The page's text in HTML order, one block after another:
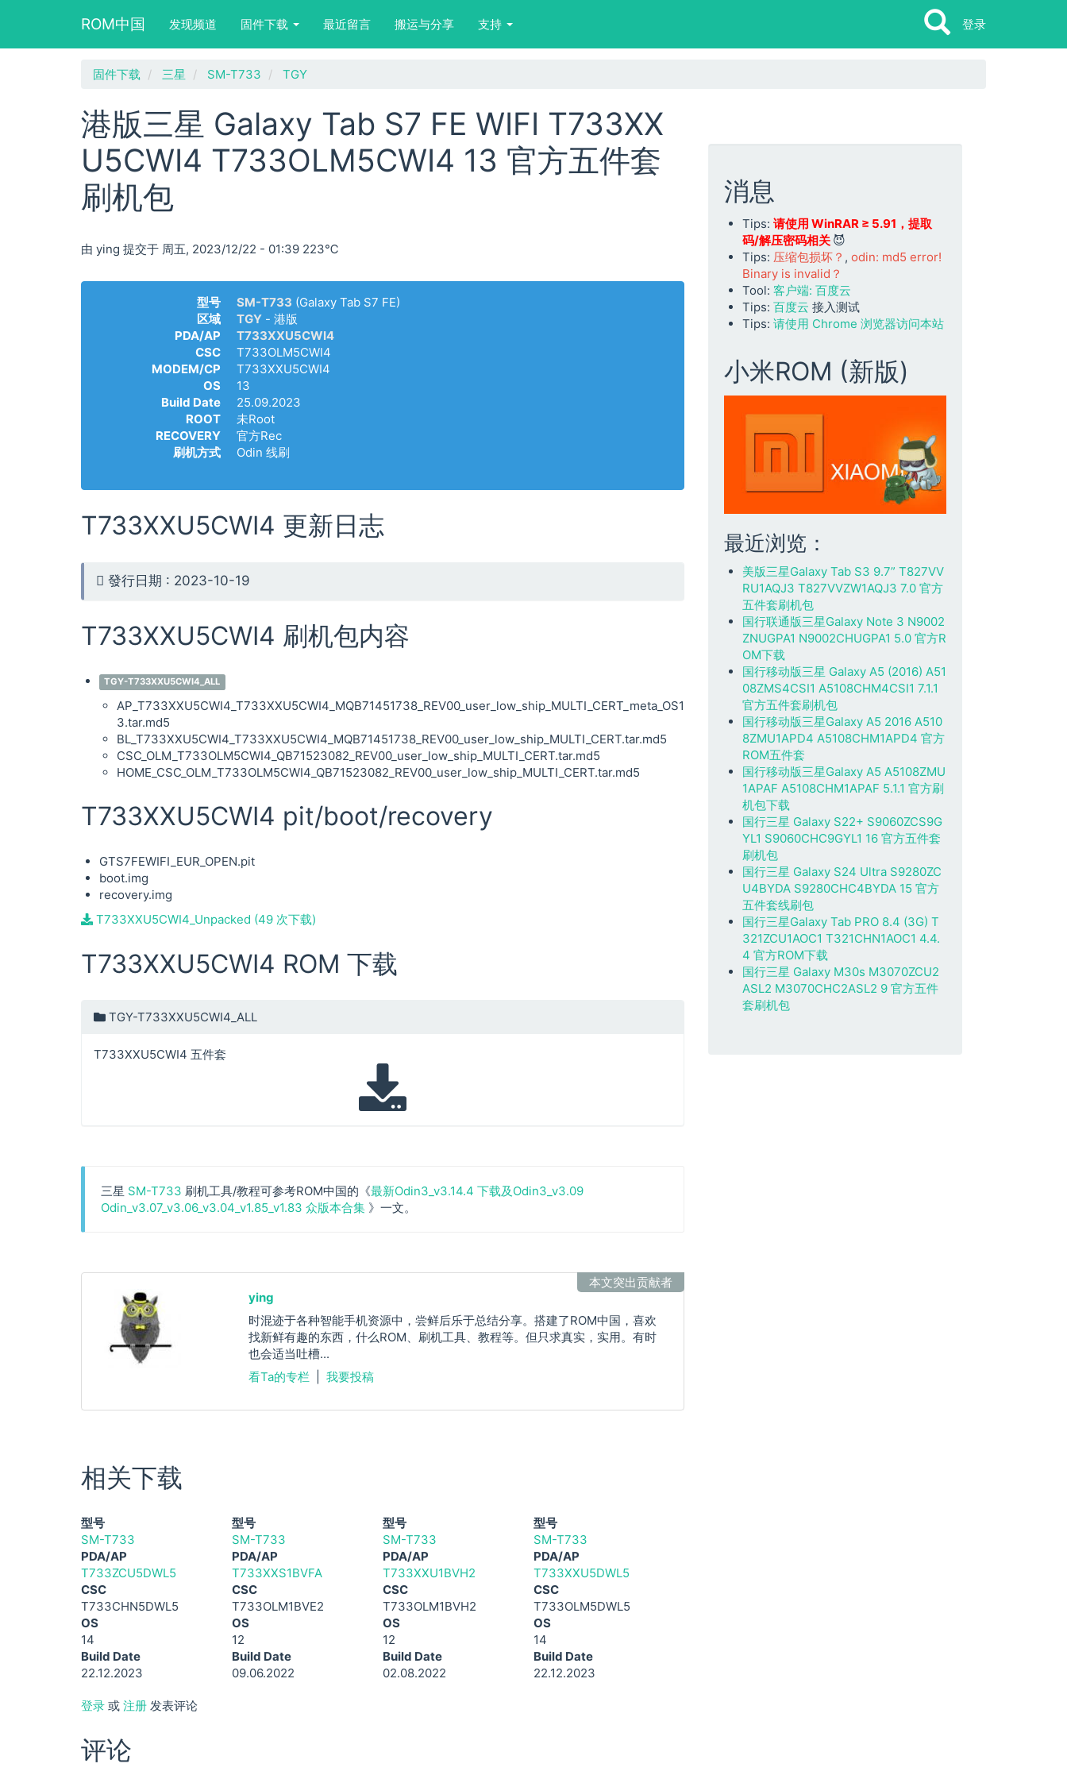
ROM中国
Main
navigation
发现频道 固件下载 最近留言 搬运与分享 支持
User
account
menu
登录
Search
form
block
Search
Search
固件下载 三星 SM-T733 TGY
港版三星 Galaxy Tab S7 FE WIFI T733XX
U5CWI4 T733OLM5CWI4 13 官方五件套
刷机包
由 ying 提交于 周五, 2023/12/22 - 01:39 223℃
型号 SM-T733 (Galaxy Tab S7 FE)
区域
TGY - 港版
PDA/AP
T733XXU5CWI4
CSC
T733OLM5CWI4
MODEM/CP
T733XXU5CWI4
OS
13
Build Date
25.09.2023
ROOT
未Root
RECOVERY
官方Rec
刷机方式
Odin 线刷
T733XXU5CWI4 更新日志
發行日期 : 2023-10-19
T733XXU5CWI4 刷机包内容
TGY-T733XXU5CWI4_ALL
AP_T733XXU5CWI4_T733XXU5CWI4_MQB71451738_REV00_user_low_ship_MULTI_CERT_meta_OS1
3.tar.md5
BL_T733XXU5CWI4_T733XXU5CWI4_MQB71451738_REV00_user_low_ship_MULTI_CERT.tar.md5
CSC_OLM_T733OLM5CWI4_QB71523082_REV00_user_low_ship_MULTI_CERT.tar.md5
HOME_CSC_OLM_T733OLM5CWI4_QB71523082_REV00_user_low_ship_MULTI_CERT.tar.md5
T733XXU5CWI4 pit/boot/recovery
GTS7FEWIFI_EUR_OPEN.pit
boot.img
recovery.img
T733XXU5CWI4_Unpacked (49 次下载)
T733XXU5CWI4 ROM 下载
TGY-T733XXU5CWI4_ALL
T733XXU5CWI4 五件套
三星 SM-T733 刷机工具/教程可参考ROM中国的《最新Odin3_v3.14.4 下载及Odin3_v3.09
Odin_v3.07_v3.06_v3.04_v1.85_v1.83 众版本合集 》一文。
本文突出贡献者
ying
时混迹于各种智能手机资源中，尝鲜后乐于总结分享。搭建了ROM中国，喜欢
找新鲜有趣的东西，什么ROM、刷机工具、教程等。但只求真实，实用。有时
也会适当吐槽...
看Ta的专栏| 我要投稿
相关下载
型号
SM-T733
PDA/AP
T733ZCU5DWL5
CSC
T733CHN5DWL5
OS
14
Build Date
22.12.2023
型号
SM-T733
PDA/AP
T733XXS1BVFA
CSC
T733OLM1BVE2
OS
12
Build Date
09.06.2022
型号
SM-T733
PDA/AP
T733XXU1BVH2
CSC
T733OLM1BVH2
OS
12
Build Date
02.08.2022
型号
SM-T733
PDA/AP
T733XXU5DWL5
CSC
T733OLM5DWL5
OS
14
Build Date
22.12.2023
登录 或 注册 发表评论
评论
消息
Tips: 请使用 WinRAR ≥ 5.91，提取
码/解压密码相关 😈
Tips: 压缩包损坏？ , odin: md5 error!
Binary is invalid？
Tool: 客户端: 百度云
Tips: 百度云 接入测试
Tips: 请使用 Chrome 浏览器访问本站
小米ROM (新版)
最近浏览：
美版三星Galaxy Tab S3 9.7” T827VV
RU1AQJ3 T827VVZW1AQJ3 7.0 官方
五件套刷机包
国行联通版三星Galaxy Note 3 N9002
ZNUGPA1 N9002CHUGPA1 5.0 官方R
OM下载
国行移动版三星 Galaxy A5 (2016) A51
08ZMS4CSI1 A5108CHM4CSI1 7.1.1
官方五件套刷机包
国行移动版三星Galaxy A5 2016 A510
8ZMU1APD4 A5108CHM1APD4 官方
ROM五件套
国行移动版三星Galaxy A5 A5108ZMU
1APAF A5108CHM1APAF 5.1.1 官方刷
机包下载
国行三星 Galaxy S22+ S9060ZCS9G
YL1 S9060CHC9GYL1 16 官方五件套
刷机包
国行三星 Galaxy S24 Ultra S9280ZC
U4BYDA S9280CHC4BYDA 15 官方
五件套线刷包
国行三星Galaxy Tab PRO 8.4 (3G) T
321ZCU1AOC1 T321CHN1AOC1 4.4.
4 官方ROM下载
国行三星 Galaxy M30s M3070ZCU2
ASL2 M3070CHC2ASL2 9 官方五件
套刷机包